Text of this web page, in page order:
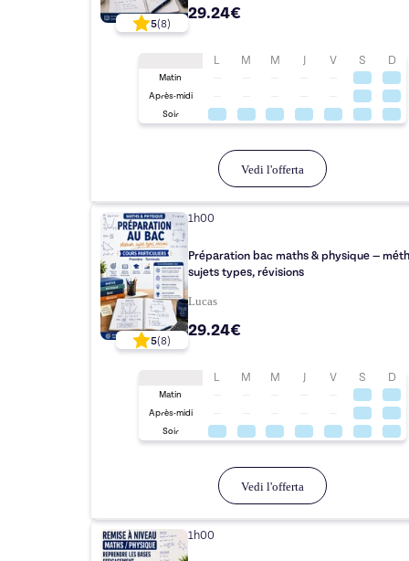
5(8)
29.24€
L M M J V S D
Matin
Après-midi
Soir
Vedi l'offerta
5(8)
1h00
Préparation bac maths & physique —
sujets types, révisions
Lucas
29.24€
L M M J V S D
Matin
Après-midi
Soir
Vedi l'offerta
1h00